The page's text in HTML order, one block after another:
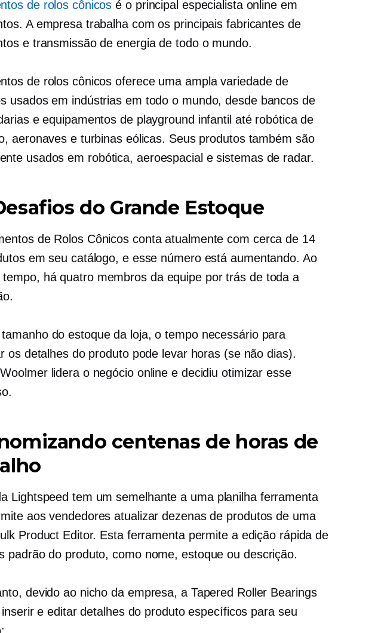
de rolos cônicos é o principal especialista online em
A empresa trabalha com os principais fabricantes de
e transmissão de energia de todo o mundo.
de rolos cônicos oferece uma ampla variedade de
usados ​​em indústrias em todo o mundo, desde bancos de
e equipamentos de playground infantil até robótica de
aeronaves e turbinas eólicas. Seus produtos também são
usados ​​em robótica, aeroespacial e sistemas de radar.
do Grande Estoque
de Rolos Cônicos conta atualmente com cerca de 14
em seu catálogo, e esse número está aumentando. Ao
tempo, há quatro membros da equipe por trás de toda a
do estoque da loja, o tempo necessário para
os detalhes do produto pode levar horas (se não dias).
lidera o negócio online e decidiu otimizar esse
centenas de horas de
Lightspeed tem umsemelhante a uma planilhaferramenta
aos vendedores atualizar dezenas de produtos de uma
Product Editor. Esta ferramenta permite a edição rápida de
padrão do produto, como nome, estoque ou descrição.
devido ao nicho da empresa, a Tapered Roller Bearings
e editar detalhes do produto específicos para seu